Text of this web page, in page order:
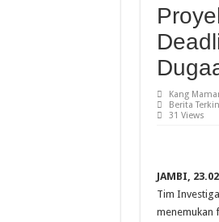
Kang
Berita
31 Views
JAMBI,
Tim
menemukan